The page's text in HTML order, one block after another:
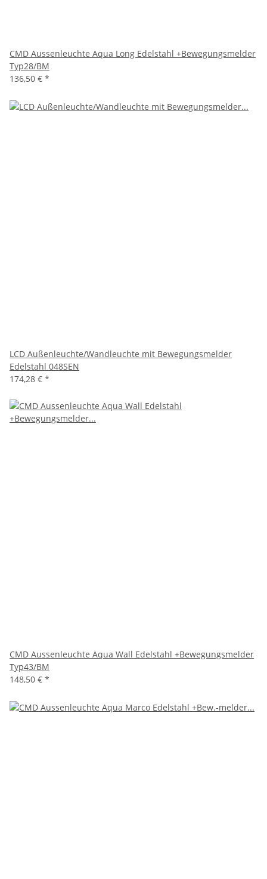
CMD Aussenleuchte Aqua Long Edelstahl +Bewegungsmelder
Typ28/BM
136,50 € *
LCD Außenleuchte/Wandleuchte mit Bewegungsmelder
Edelstahl 048SEN
174,28 € *
CMD Aussenleuchte Aqua Wall Edelstahl +Bewegungsmelder
Typ43/BM
148,50 € *